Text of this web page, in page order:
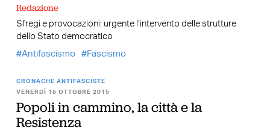
Redazione
Sfregi e provocazioni: urgente l’intervento delle strutture
dello Stato democratico
Antifascismo
Fascismo
CRONACHE ANTIFASCISTE
VENERDÌ 16 OTTOBRE 2015
Popoli in cammino, la città e la
Resistenza